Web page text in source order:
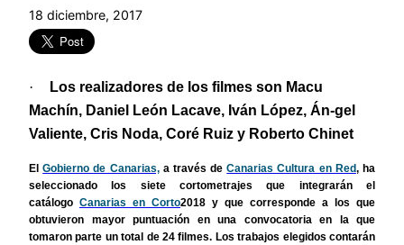
18 diciembre, 2017
·
Los realizadores de los filmes son Macu
Machín, Daniel León Lacave, Iván López, Án-gel
Valiente, Cris Noda, Coré Ruiz y Roberto Chinet
ElGobierno de Canarias,a través deCanarias Cultura en Red, ha
seleccionado los siete cortometrajes que integrarán el
catálogo Canarias en Corto2018 y que corresponde a los que
obtuvieron mayor puntuación en una convocatoria en la que
tomaron parte un total de 24 filmes. Los trabajos elegidos contarán